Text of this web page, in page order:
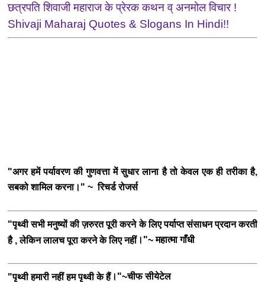
छत्रपति शिवाजी महाराज के प्रेरक कथन व् अनमोल विचार !
Shivaji Maharaj Quotes & Slogans In Hindi!!
"अगर हमें पर्यावरण की गुणवत्ता में सुधार लाना है तो केवल एक ही तरीका है,
सबको शामिल करना।" ~रिचर्ड रोजर्स
"पृथ्वी सभी मनुष्यों की ज़रुरत पूरी करने के लिए पर्याप्त संसाधन प्रदान करती
है , लेकिन लालच पूरा करने के लिए नहीं।"~महात्मा गाँधी
"पृथ्वी हमारी नहीं हम पृथ्वी के हैं।"~चीफ सीयेटेल